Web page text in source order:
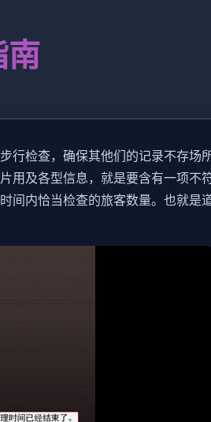
南
行检查，确保其他们的记录不存场
及各型信息，就是要含有一项不
间内恰当检查的旅客数量。也就是